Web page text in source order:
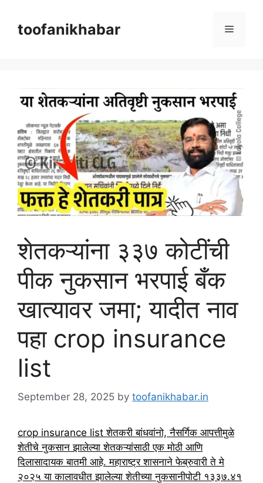
contenttoofanikhabar Menu
शेतकऱ्यांना ३३७ कोटींची
पीक नुकसान भरपाई बँक
खात्यावर जमा; यादीत नाव
पहा crop insurance
list
September 28, 2025 by toofanikhabar.in
crop insurance list शेतकरी बांधवांनो, नैसर्गिक आपत्तीमुळे
शेतीचे नुकसान झालेल्या शेतकऱ्यांसाठी एक मोठी आणि
दिलासादायक बातमी आहे. महाराष्ट्र शासनाने फेब्रुवारी ते मे
२०२५ या कालावधीत झालेल्या शेतीच्या नुकसानीपोटी १३३७.४१